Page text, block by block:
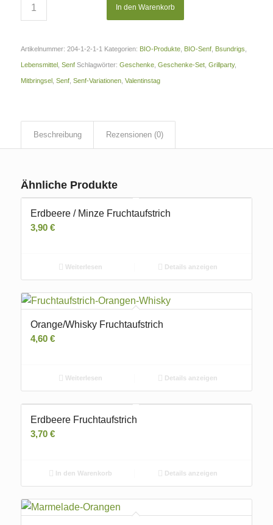
In den Warenkorb
Artikelnummer: 204-1-2-1-1 Kategorien: BIO-Produkte, BIO-Senf, Bsundrigs
Lebensmittel Senf Schlagwörter: Geschenke, Geschenke-Set, Grillparty,
Mitbringsel Senf, Senf-Variationen, Valentinstag
Beschreibung Rezensionen (0)
Ähnliche Produkte
Erdbeere / Minze Fruchtaufstrich
3,90 €
Weiterlesen Details anzeigen
Orange/Whisky Fruchtaufstrich
4,60 €
Weiterlesen Details anzeigen
Erdbeere Fruchtaufstrich
3,70 €
In den Warenkorb Details anzeigen